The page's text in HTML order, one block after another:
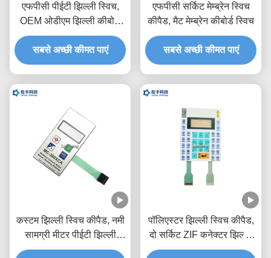
एफपीसी पीईटी झिल्ली स्विच,
OEM ओडीएम झिल्ली कीबोर्ड
स्विच
सबसे अच्छी कीमत पाएं
एफपीसी सर्किट मेम्ब्रेन स्विच
कीपैड, मैट मेम्ब्रेन कीबोर्ड स्विच
सबसे अच्छी कीमत पाएं
कस्टम झिल्ली स्विच कीपैड, नमी
सामग्री मीटर पीईटी झिल्ली
स्विच
पॉलिएस्टर झिल्ली स्विच कीपैड,
दो सर्किट ZIF कनेक्टर झिल्ली
कुंजी पैड